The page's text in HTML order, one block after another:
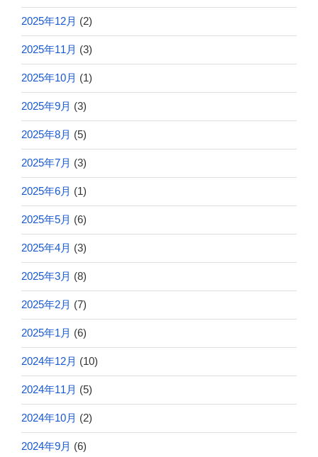
2025年12月 (2)
2025年11月 (3)
2025年10月 (1)
2025年9月 (3)
2025年8月 (5)
2025年7月 (3)
2025年6月 (1)
2025年5月 (6)
2025年4月 (3)
2025年3月 (8)
2025年2月 (7)
2025年1月 (6)
2024年12月 (10)
2024年11月 (5)
2024年10月 (2)
2024年9月 (6)